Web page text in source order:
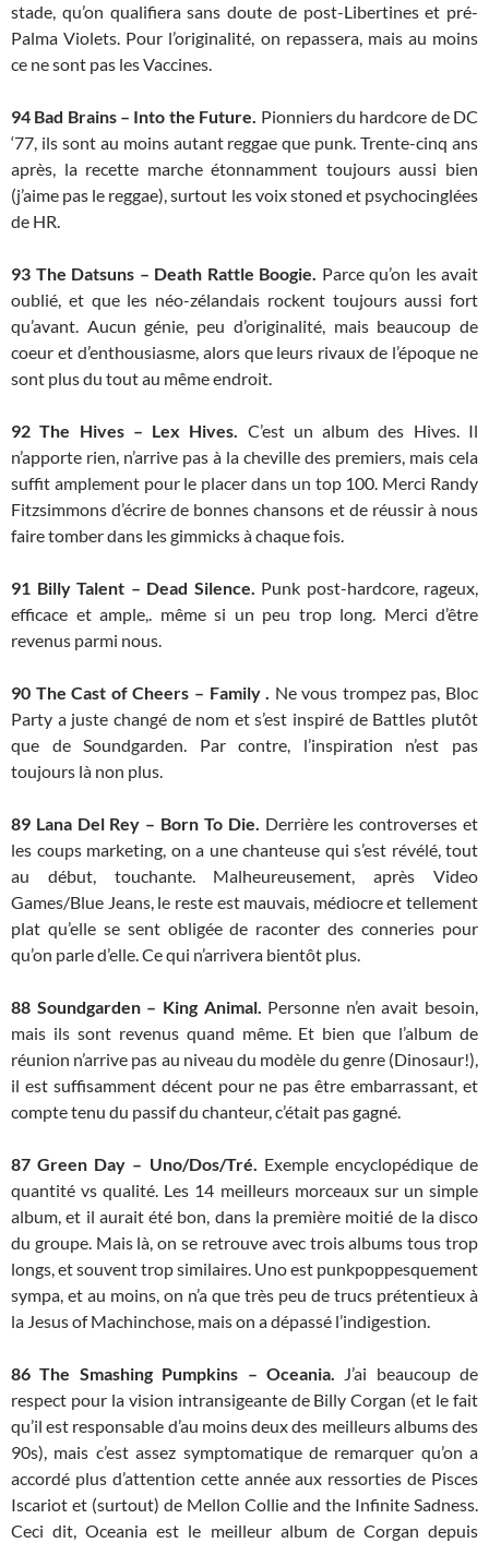
stade, qu’on qualifiera sans doute de post-Libertines et pré-
Palma Violets. Pour l’originalité, on repassera, mais au moins
ce ne sont pas les Vaccines.
94 Bad Brains – Into the Future. Pionniers du hardcore de DC
‘77, ils sont au moins autant reggae que punk. Trente-cinq ans
après, la recette marche étonnamment toujours aussi bien
(j’aime pas le reggae), surtout les voix stoned et psychocinglées
de HR.
93 The Datsuns – Death Rattle Boogie. Parce qu’on les avait
oublié, et que les néo-zélandais rockent toujours aussi fort
qu’avant. Aucun génie, peu d’originalité, mais beaucoup de
coeur et d’enthousiasme, alors que leurs rivaux de l’époque ne
sont plus du tout au même endroit.
92 The Hives – Lex Hives. C’est un album des Hives. Il
n’apporte rien, n’arrive pas à la cheville des premiers, mais cela
suffit amplement pour le placer dans un top 100. Merci Randy
Fitzsimmons d’écrire de bonnes chansons et de réussir à nous
faire tomber dans les gimmicks à chaque fois.
91 Billy Talent – Dead Silence. Punk post-hardcore, rageux,
efficace et ample,. même si un peu trop long. Merci d’être
revenus parmi nous.
90 The Cast of Cheers – Family . Ne vous trompez pas, Bloc
Party a juste changé de nom et s’est inspiré de Battles plutôt
que de Soundgarden. Par contre, l’inspiration n’est pas
toujours là non plus.
89 Lana Del Rey – Born To Die. Derrière les controverses et
les coups marketing, on a une chanteuse qui s’est révélé, tout
au début, touchante. Malheureusement, après Video
Games/Blue Jeans, le reste est mauvais, médiocre et tellement
plat qu’elle se sent obligée de raconter des conneries pour
qu’on parle d’elle. Ce qui n’arrivera bientôt plus.
88 Soundgarden – King Animal. Personne n’en avait besoin,
mais ils sont revenus quand même. Et bien que l’album de
réunion n’arrive pas au niveau du modèle du genre (Dinosaur!),
il est suffisamment décent pour ne pas être embarrassant, et
compte tenu du passif du chanteur, c’était pas gagné.
87 Green Day – Uno/Dos/Tré. Exemple encyclopédique de
quantité vs qualité. Les 14 meilleurs morceaux sur un simple
album, et il aurait été bon, dans la première moitié de la disco
du groupe. Mais là, on se retrouve avec trois albums tous trop
longs, et souvent trop similaires. Uno est punkpoppesquement
sympa, et au moins, on n’a que très peu de trucs prétentieux à
la Jesus of Machinchose, mais on a dépassé l’indigestion.
86 The Smashing Pumpkins – Oceania. J’ai beaucoup de
respect pour la vision intransigeante de Billy Corgan (et le fait
qu’il est responsable d’au moins deux des meilleurs albums des
90s), mais c’est assez symptomatique de remarquer qu’on a
accordé plus d’attention cette année aux ressorties de Pisces
Iscariot et (surtout) de Mellon Collie and the Infinite Sadness.
Ceci dit, Oceania est le meilleur album de Corgan depuis